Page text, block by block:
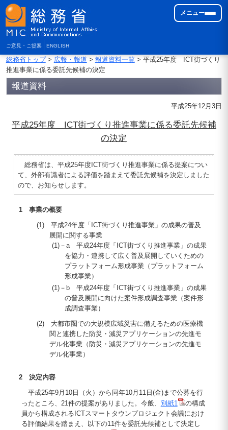
ご意見・ご提案 ENGLISH
メニュー
総務省トップ> 広報・報道 > 報道資料一覧> 平成25年度 ICT街づくり
推進事業に係る委託先候補の決定
報道資料
平成25年12月3日
平成25年度 ICT街づくり推進事業に係る委託先候補
の決定
総務省は、平成25年度ICT街づくり推進事業に係る提案につい
て、外部有識者による評価を踏まえて委託先候補を決定しました
ので、お知らせします。
1 事業の概要
(1) 平成24年度「ICT街づくり推進事業」の成果の普及
展開に関する事業
(1)－a 平成24年度「ICT街づくり推進事業」の成果
を協力・連携して広く普及展開していくための
プラットフォーム形成事業（プラットフォーム
形成事業）
(1)－b 平成24年度「ICT街づくり推進事業」の成果
の普及展開に向けた案件形成調査事業（案件形
成調査事業）
(2) 大都市圏での大規模広域災害に備えるための医療機
関と連携した防災・減災アプリケーションの先進モ
デル化事業（防災・減災アプリケーションの先進モ
デル化事業）
2 決定内容
平成25年9月10日（火）から同年10月11日(金)まで公募を行
ったところ、21件の提案がありました。今般、 別紙1
の構成
員から構成されるICTスマートタウンプロジェクト会議におけ
る評価結果を踏まえ、以下の11件を委託先候補として決定し